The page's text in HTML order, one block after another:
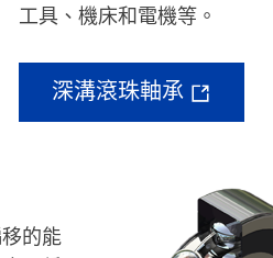
工具、機床和電機等。
深溝滾珠軸承
的能